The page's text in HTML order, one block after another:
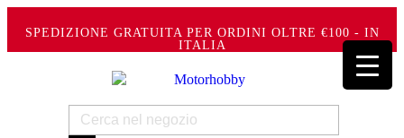
SPEDIZIONE GRATUITA PER ORDINI OLTRE €100 - IN
ITALIA
Products
search